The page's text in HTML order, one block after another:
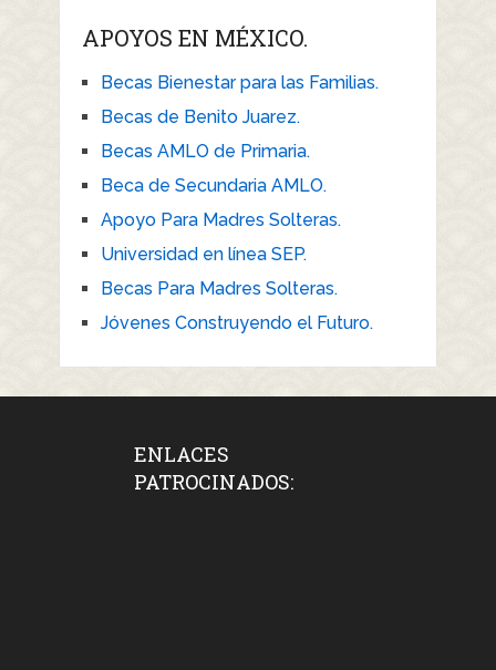
APOYOS EN MÉXICO.
Becas Bienestar para las Familias.
Becas de Benito Juarez.
Becas AMLO de Primaria.
Beca de Secundaria AMLO.
Apoyo Para Madres Solteras.
Universidad en línea SEP.
Becas Para Madres Solteras.
Jóvenes Construyendo el Futuro.
ENLACES
PATROCINADOS: